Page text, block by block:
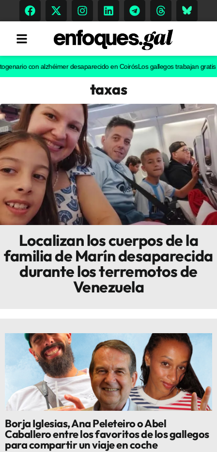
Memoria Histórica
Gastronomía
Escenarios
Sostenibilidad
Innova
con alzhéimer desaparecido en CoirósLos gallegos trabajan gratis
taxas
Localizan los cuerpos de la
familia de Marín desaparecida
durante los terremotos de
Venezuela
Borja Iglesias, Ana Peleteiro o Abel
Caballero entre los favoritos de los gallegos
para compartir un viaje en coche